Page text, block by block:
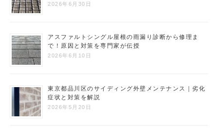
2026年6月30日
アスファルトシングル屋根の雨漏り診断から修理ま
で！原因と対策を専門家が伝授
2026年6月10日
東京都品川区のサイディング外壁メンテナンス｜劣化
症状と対策を解説
2026年5月20日